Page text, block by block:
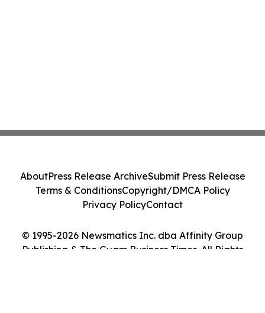
© 1995-2026 Newsmatics Inc. dba Affinity Group
Publishing & The Guam Business Times. All Rights
AboutPress Release ArchiveSubmit Press Release
Terms & ConditionsCopyright/DMCA Policy
Privacy PolicyContact